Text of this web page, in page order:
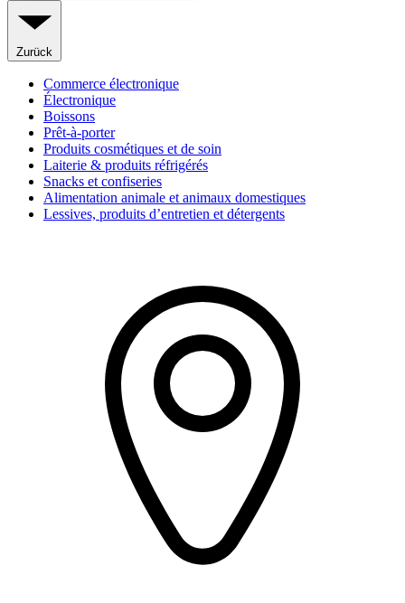
Zurück
Commerce électronique
Électronique
Boissons
Prêt-à-porter
Produits cosmétiques et de soin
Laiterie & produits réfrigérés
Snacks et confiseries
Alimentation animale et animaux domestiques
Lessives, produits d’entretien et détergents